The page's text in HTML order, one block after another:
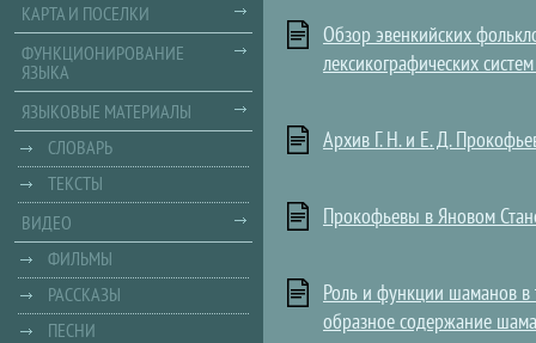
Обзор эвенкийских
лексикографических
Архив Г. Н. и Е. Д.
Прокофьевы в Яновом
Роль и функции шаманов в
образное содержание
КАРТА И ПОСЕЛКИ
ФУНКЦИОНИРОВАНИЕ
ЯЗЫКА
ЯЗЫКОВЫЕ МАТЕРИАЛЫ
СЛОВАРЬ
ТЕКСТЫ
ВИДЕО
ФИЛЬМЫ
РАССКАЗЫ
ПЕСНИ